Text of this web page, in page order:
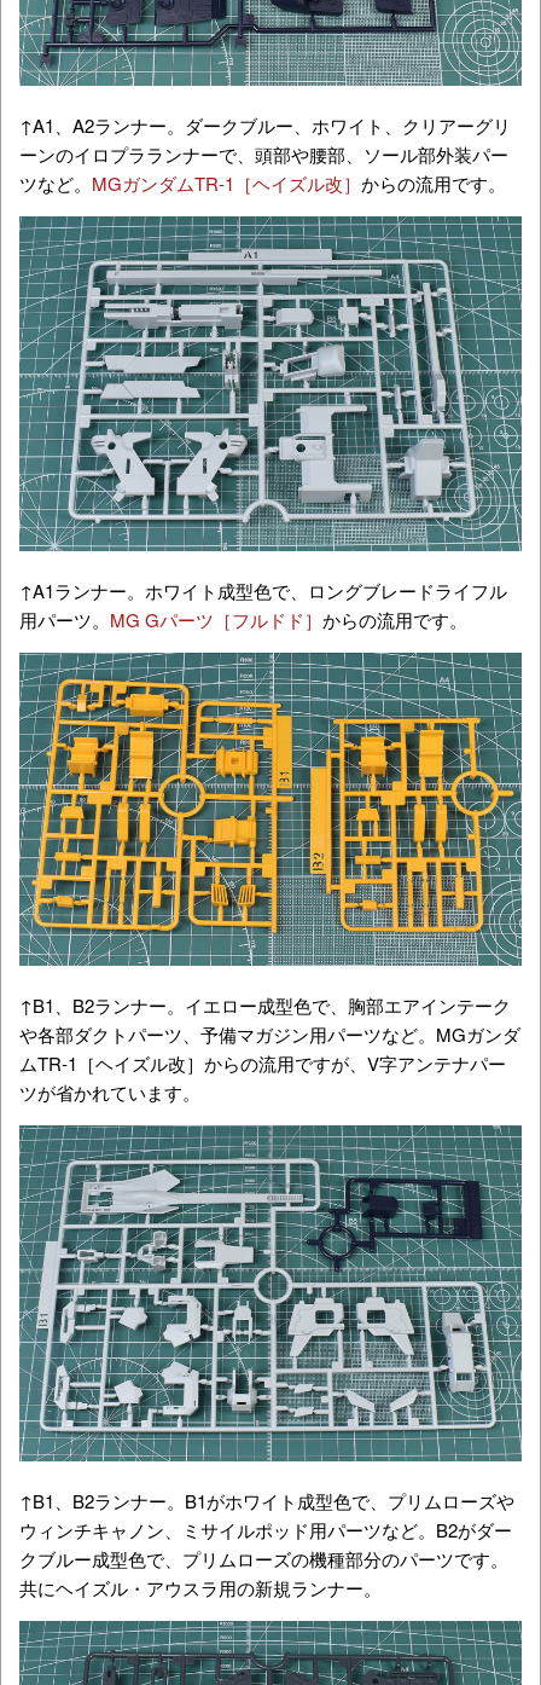
↑A1、A2ランナー。ダークブルー、ホワイト、クリアーグリ
ーンのイロプラランナーで、頭部や腰部、ソール部外装パー
ツなど。 MGガンダムTR-1［ヘイズル改］ からの流用です。
↑A1ランナー。ホワイト成型色で、ロングブレードライフル
用パーツ。 MG Gパーツ［フルドド］ からの流用です。
↑B1、B2ランナー。イエロー成型色で、胸部エアインテーク
や各部ダクトパーツ、予備マガジン用パーツなど。MGガンダ
ムTR-1［ヘイズル改］からの流用ですが、V字アンテナパー
ツが省かれています。
↑B1、B2ランナー。B1がホワイト成型色で、プリムローズや
ウィンチキャノン、ミサイルポッド用パーツなど。B2がダー
クブルー成型色で、プリムローズの機種部分のパーツです。
共にヘイズル・アウスラ用の新規ランナー。